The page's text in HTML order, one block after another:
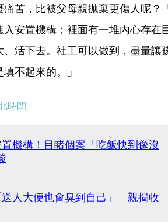
苦，比被父母親拋棄更傷人呢？
安置機構；裡面有一堆內心存在
活下去。社工可以做到，盡量讓
不起來的。」
時間
機構！目睹個案「吃飯快到像沒
人大便也會臭到自己」 親揭收